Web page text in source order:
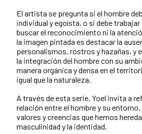
El artista se pregunta si el hombre
individual y egoísta, o si debe
buscar el reconocimiento ni la
la imagen pintada es destacar la
personalismos, rostros y hazañas, y
la integración del hombre con su
manera orgánica y densa en el
igual que la naturaleza.
A través de esta serie, Yoel invita a
relación entre el hombre y su
valores y creencias que hemos
masculinidad y la identidad.